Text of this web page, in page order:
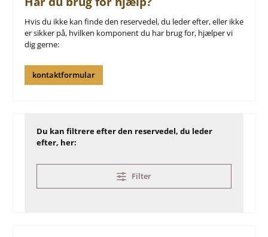
Hvis du ikke kan finde den reservedel, du leder efter, eller ikke
er sikker på, hvilken komponent du har brug for, hjælper vi
dig gerne:
kontaktformular
Du kan filtrere efter den reservedel, du leder
efter, her:
Filter